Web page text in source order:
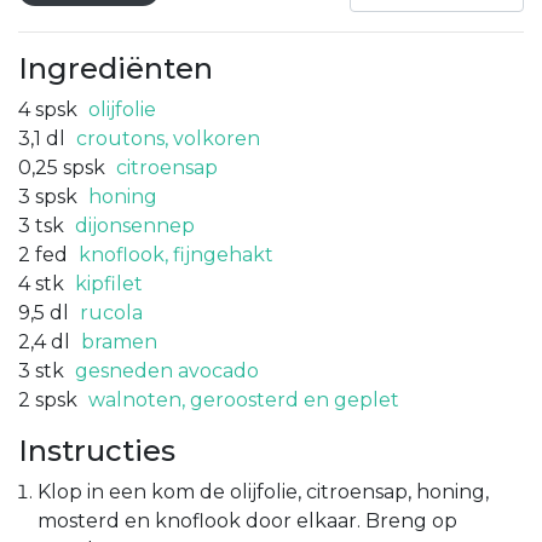
Ingrediënten
4 spsk olijfolie
3,1 dl
croutons, volkoren
0,25 spsk citroensap
3 spsk
honing
3 tsk dijonsennep
2 fed
knoflook, fijngehakt
4 stk
kipfilet
9,5 dl
rucola
2,4 dl
bramen
3 stk gesneden avocado
2 spsk walnoten, geroosterd en geplet
Instructies
Klop in een kom de olijfolie, citroensap, honing,
mosterd en knoflook door elkaar. Breng op